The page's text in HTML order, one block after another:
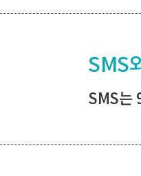
SMS
SMS는